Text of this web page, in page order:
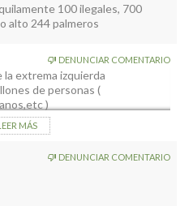
100 ilegales, 700
alto 244 palmeros
DENUNCIAR COMENTARIO
la extrema izquierda
de personas (
)
MÁS
DENUNCIAR COMENTARIO